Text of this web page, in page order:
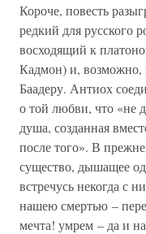
Короче, повесть
редкий для русского
восходящий к
Кадмон) и, возможно,
Баадеру. Антиох
о той любви, что «не
душа, созданная
после того». В
существо, дышащее
встречусь некогда с
нашею смертью –
мечта! умрем – да и